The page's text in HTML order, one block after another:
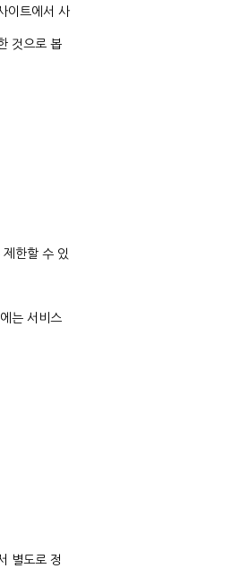
이트에서 사
것으로 봅
한할 수 있
는 서비스
별도로 정